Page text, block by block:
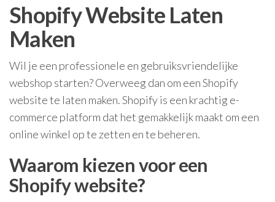
Shopify Website Laten
Maken
Wil je een professionele en gebruiksvriendelijke
webshop starten? Overweeg dan om een Shopify
website te laten maken. Shopify is een krachtig e-
commerce platform dat het gemakkelijk maakt om een
online winkel op te zetten en te beheren.
Waarom kiezen voor een
Shopify website?